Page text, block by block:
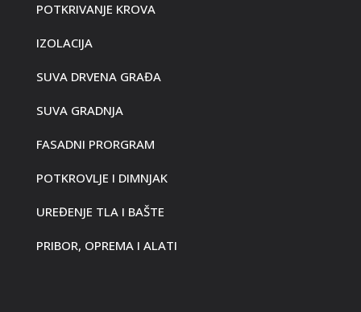
POTKRIVANJE KROVA
IZOLACIJA
SUVA DRVENA GRAĐA
SUVA GRADNJA
FASADNI PRORGRAM
POTKROVLJE I DIMNJAK
UREĐENJE TLA I BAŠTE
PRIBOR, OPREMA I ALATI